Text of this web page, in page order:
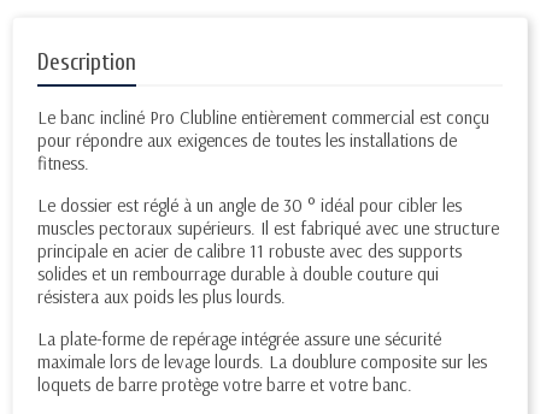
Description
Le banc incliné Pro Clubline entièrement commercial est conçu
pour répondre aux exigences de toutes les installations de
fitness.
Le dossier est réglé à un angle de 30 ° idéal pour cibler les
muscles pectoraux supérieurs. Il est fabriqué avec une structure
principale en acier de calibre 11 robuste avec des supports
solides et un rembourrage durable à double couture qui
résistera aux poids les plus lourds.
La plate-forme de repérage intégrée assure une sécurité
maximale lors de levage lourds. La doublure composite sur les
loquets de barre protège votre barre et votre banc.